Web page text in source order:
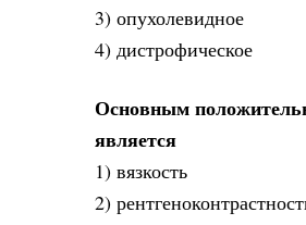
3) опухолевидное
4) дистрофическое
Основным
является
1) вязкость
2)